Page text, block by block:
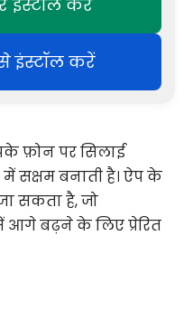
इंस्टॉल करें
इंस्टॉल करें
फ़ोन पर सिलाई
सक्षम बनाती है। ऐप के
सकता है, जो
आगे बढ़ने के लिए प्रेरित